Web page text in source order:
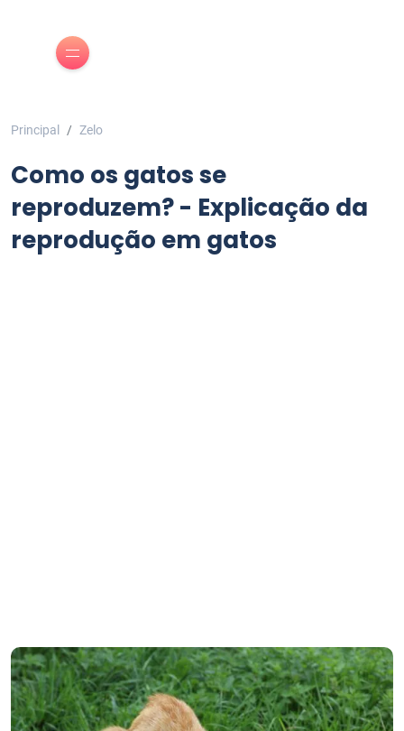
Principal Zelo
Como os gatos se
reproduzem? - Explicação da
reprodução em gatos